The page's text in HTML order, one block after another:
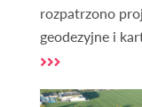
rozpatrzono
geodezyjne i
zniesienie